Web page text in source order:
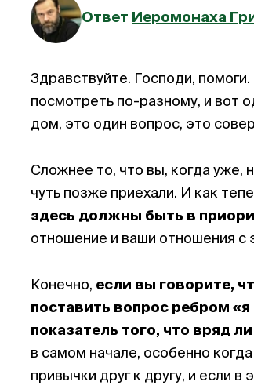
Ответ Иеромонаха
Здравствуйте. Господи,
посмотреть по-разному, и вот
дом, это один вопрос, это
Сложнее то, что вы, когда уже,
чуть позже приехали. И как
здесь должны быть в
отношение и ваши отношения с
Конечно, если вы говорите,
поставить вопрос ребром
показатель того, что вряд
в самом начале, особенно
привычки друг к другу, и если